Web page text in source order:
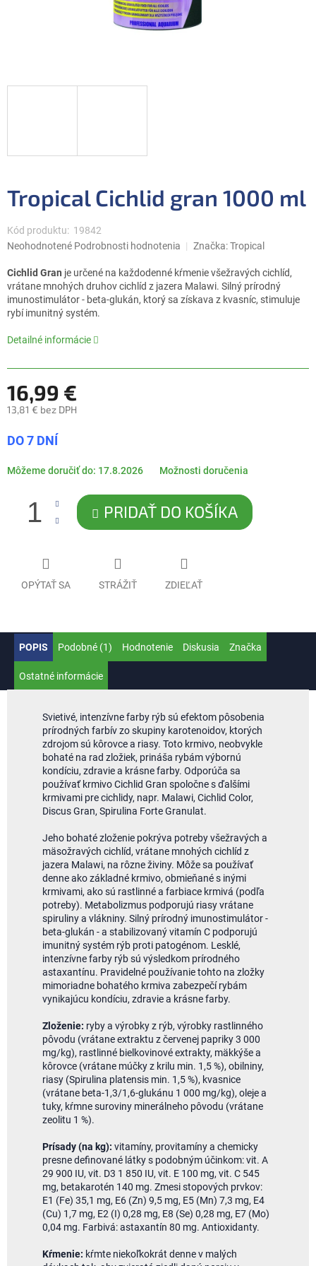
Tropical Cichlid gran 1000 ml
Kód produktu: 19842
Priemerné
produktu
je
0,0
z
hviezdičiek.
Neohodnotené Podrobnosti hodnotenia Značka:Tropical
Cichlid Gran je určené na každodenné kŕmenie všežravých cichlíd,
vrátane mnohých druhov cichlíd z jazera Malawi. Silný prírodný
imunostimulátor - beta-glukán, ktorý sa získava z kvasníc, stimuluje
rybí imunitný systém.
Detailné informácie
16,99 €
13,81 € bez DPH
cena:
DO 7 DNÍ
Môžeme doručiť do: 17.8.2026 Možnosti doručenia
PRIDAŤ DO KOŠÍKA
OPÝTAŤ SA STRÁŽIŤ ZDIEĽAŤ
POPIS Podobné (1) Hodnotenie Diskusia Značka
Ostatné informácie
Svietivé, intenzívne farby rýb sú efektom pôsobenia
prírodných farbív zo skupiny karotenoidov, ktorých
zdrojom sú kôrovce a riasy. Toto krmivo, neobvykle
bohaté na rad zložiek, prináša rybám výbornú
kondíciu, zdravie a krásne farby. Odporúča sa
používať krmivo Cichlid Gran spoločne s ďalšími
krmivami pre cichlidy, napr. Malawi, Cichlid Color,
Discus Gran, Spirulina Forte Granulat.
Jeho bohaté zloženie pokrýva potreby všežravých a
mäsožravých cichlíd, vrátane mnohých cichlíd z
jazera Malawi, na rôzne živiny. Môže sa používať
denne ako základné krmivo, obmieňané s inými
krmivami, ako sú rastlinné a farbiace krmivá (podľa
potreby). Metabolizmus podporujú riasy vrátane
spiruliny a vlákniny. Silný prírodný imunostimulátor -
beta-glukán - a stabilizovaný vitamín C podporujú
imunitný systém rýb proti patogénom. Lesklé,
intenzívne farby rýb sú výsledkom prírodného
astaxantínu. Pravidelné používanie tohto na zložky
mimoriadne bohatého krmiva zabezpečí rybám
vynikajúcu kondíciu, zdravie a krásne farby.
Zloženie: ryby a výrobky z rýb, výrobky rastlinného
pôvodu (vrátane extraktu z červenej papriky 3 000
mg/kg), rastlinné bielkovinové extrakty, mäkkýše a
kôrovce (vrátane múčky z krilu min. 1,5 %), obilniny,
riasy (Spirulina platensis min. 1,5 %), kvasnice
(vrátane beta-1,3/1,6-glukánu 1 000 mg/kg), oleje a
tuky, kŕmne suroviny minerálneho pôvodu (vrátane
zeolitu 1 %).
Prísady (na kg): vitamíny, provitamíny a chemicky
presne definované látky s podobným účinkom: vit. A
29 900 IU, vit. D3 1 850 IU, vit. E 100 mg, vit. C 545
mg, betakarotén 140 mg. Zmesi stopových prvkov:
E1 (Fe) 35,1 mg, E6 (Zn) 9,5 mg, E5 (Mn) 7,3 mg, E4
(Cu) 1,7 mg, E2 (I) 0,28 mg, E8 (Se) 0,28 mg, E7 (Mo)
0,04 mg. Farbivá: astaxantín 80 mg. Antioxidanty.
Kŕmenie: kŕmte niekoľkokrát denne v malých